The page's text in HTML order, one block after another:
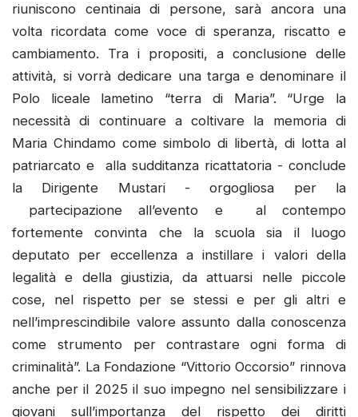
riuniscono centinaia di persone, sarà ancora una
volta ricordata come voce di speranza, riscatto e
cambiamento. Tra i propositi, a conclusione delle
attività, si vorrà dedicare una targa e denominare il
Polo liceale lametino “terra di Maria”. “Urge la
necessità di continuare a coltivare la memoria di
Maria Chindamo come simbolo di libertà, di lotta al
patriarcato e alla sudditanza ricattatoria - conclude
la Dirigente Mustari - orgogliosa per la
partecipazione all’evento e al contempo
fortemente convinta che la scuola sia il luogo
deputato per eccellenza a instillare i valori della
legalità e della giustizia, da attuarsi nelle piccole
cose, nel rispetto per se stessi e per gli altri e
nell’imprescindibile valore assunto dalla conoscenza
come strumento per contrastare ogni forma di
criminalità”. La Fondazione “Vittorio Occorsio” rinnova
anche per il 2025 il suo impegno nel sensibilizzare i
giovani sull’importanza del rispetto dei diritti